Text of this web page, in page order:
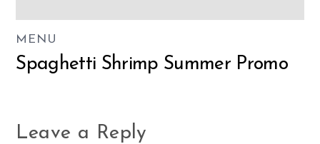
MENU
Spaghetti Shrimp Summer Promo
Leave a Reply